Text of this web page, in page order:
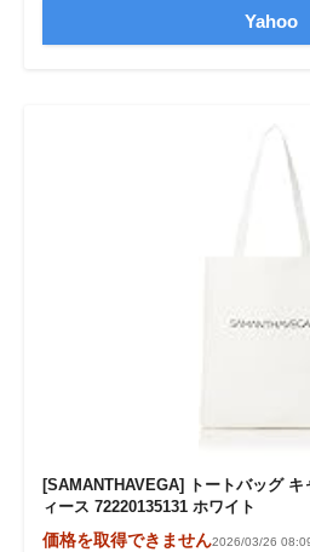
Yahoo
[SAMANTHAVEGA] トートバッグ
ィース 72220135131 ホワイト
価格を取得できません2026/03/26